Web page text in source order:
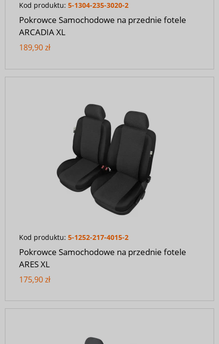
Kod produktu: 5-1304-235-3020-2
Pokrowce Samochodowe na przednie fotele
ARCADIA XL
189,90 zł
Kod produktu: 5-1252-217-4015-2
Pokrowce Samochodowe na przednie fotele
ARES XL
175,90 zł